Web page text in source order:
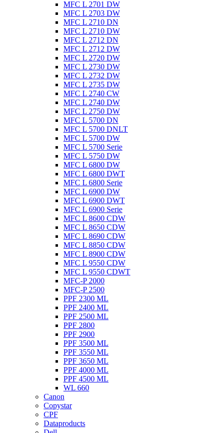
MFC L 2701 DW
MFC L 2703 DW
MFC L 2710 DN
MFC L 2710 DW
MFC L 2712 DN
MFC L 2712 DW
MFC L 2720 DW
MFC L 2730 DW
MFC L 2732 DW
MFC L 2735 DW
MFC L 2740 CW
MFC L 2740 DW
MFC L 2750 DW
MFC L 5700 DN
MFC L 5700 DNLT
MFC L 5700 DW
MFC L 5700 Serie
MFC L 5750 DW
MFC L 6800 DW
MFC L 6800 DWT
MFC L 6800 Serie
MFC L 6900 DW
MFC L 6900 DWT
MFC L 6900 Serie
MFC L 8600 CDW
MFC L 8650 CDW
MFC L 8690 CDW
MFC L 8850 CDW
MFC L 8900 CDW
MFC L 9550 CDW
MFC L 9550 CDWT
MFC-P 2000
MFC-P 2500
PPF 2300 ML
PPF 2400 ML
PPF 2500 ML
PPF 2800
PPF 2900
PPF 3500 ML
PPF 3550 ML
PPF 3650 ML
PPF 4000 ML
PPF 4500 ML
WL 660
Canon
Copystar
CPF
Dataproducts